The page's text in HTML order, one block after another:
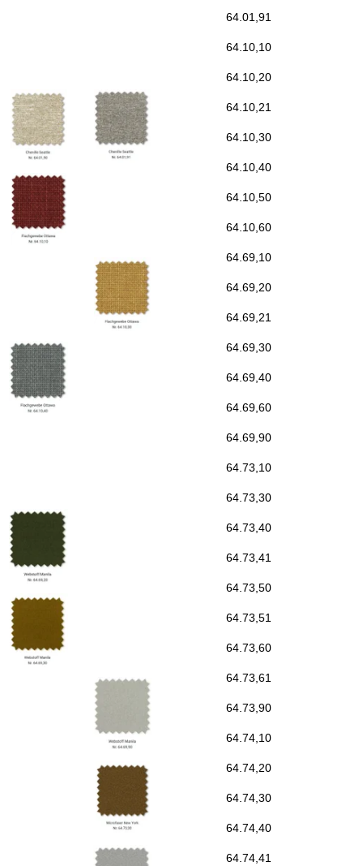
64.01,91
64.10,10
64.10,20
64.10,21
64.10,30
64.10,40
64.10,50
64.10,60
64.69,10
64.69,20
64.69,21
64.69,30
64.69,40
64.69,60
64.69,90
64.73,10
64.73,30
64.73,40
64.73,41
64.73,50
64.73,51
64.73,60
64.73,61
64.73,90
64.74,10
64.74,20
64.74,30
64.74,40
64.74,41